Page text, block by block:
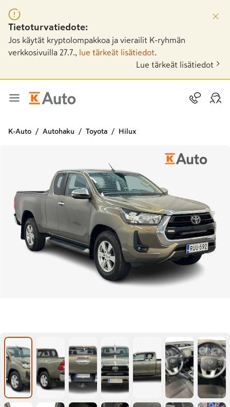
Tietoturvatiedote:
Jos käytät kryptolompakkoa ja vierailit K-ryhmän
verkkosivuilla 27.7.,
lue tärkeät lisätiedot
Lue tärkeät lisätiedot
K-Auto Autohaku Toyota Hilux